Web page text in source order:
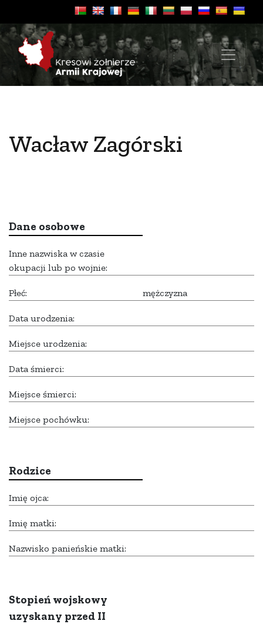
Wacław Zagórski
Dane osobowe
Inne nazwiska w czasie
okupacji lub po wojnie:
Płeć: mężczyzna
Data urodzenia:
Miejsce urodzenia:
Data śmierci:
Miejsce śmierci:
Miejsce pochówku:
Rodzice
Imię ojca:
Imię matki:
Nazwisko panieńskie matki:
Stopień wojskowy
uzyskany przed II